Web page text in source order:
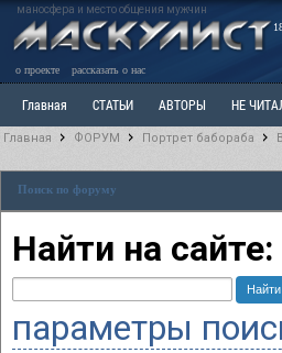
маносфера и место общения мужчин
о проекте рассказать о нас
Главная СТАТЬИ АВТОРЫ НЕ
Ветка: Расстаюсь или Развожусь. САНЧАС
РАЗДЕЛ: Разное
Главная ФОРУМ Портрет бабораба
Поиск по форуму
Найти на сайте:
параметры